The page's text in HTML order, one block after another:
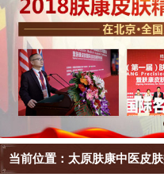
当前位置： 太原肤康中医皮